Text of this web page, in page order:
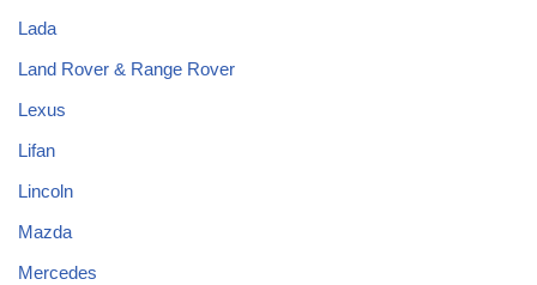
Lada
Land Rover & Range Rover
Lexus
Lifan
Lincoln
Mazda
Mercedes